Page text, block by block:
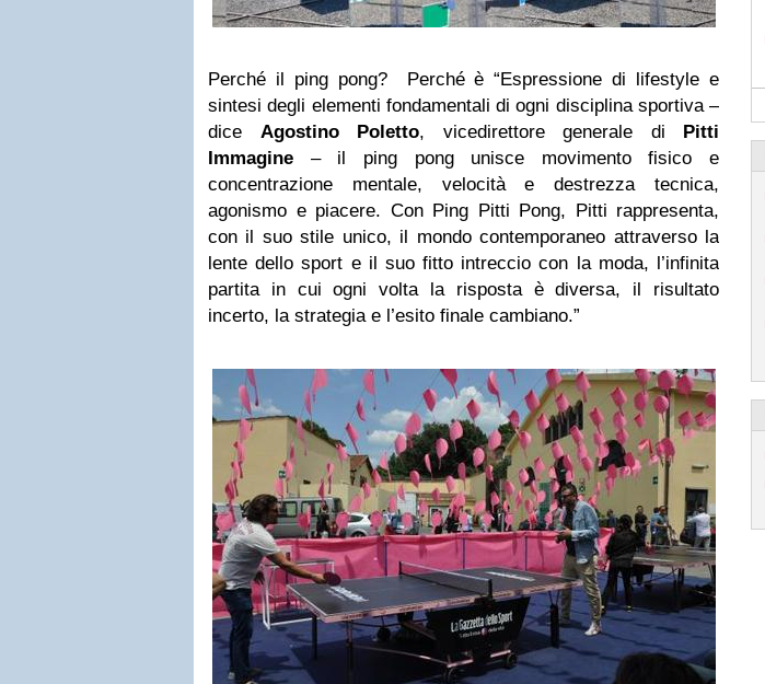
Perché il ping pong? Perché è “Espressione di lifestyle e
sintesi degli elementi fondamentali di ogni disciplina sportiva –
dice Agostino Poletto, vicedirettore generale di Pitti
Immagine – il ping pong unisce movimento fisico e
concentrazione mentale, velocità e destrezza tecnica,
agonismo e piacere. Con Ping Pitti Pong, Pitti rappresenta,
con il suo stile unico, il mondo contemporaneo attraverso la
lente dello sport e il suo fitto intreccio con la moda, l’infinita
partita in cui ogni volta la risposta è diversa, il risultato
incerto, la strategia e l’esito finale cambiano.”